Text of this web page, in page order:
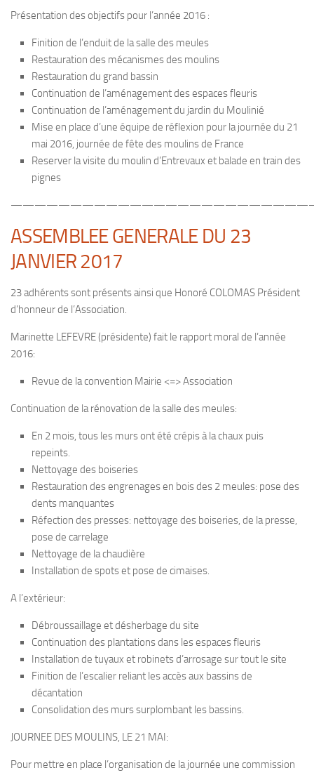
Présentation des objectifs pour l’année 2016 :
Finition de l’enduit de la salle des meules
Restauration des mécanismes des moulins
Restauration du grand bassin
Continuation de l’aménagement des espaces fleuris
Continuation de l’aménagement du jardin du Moulinié
Mise en place d’une équipe de réflexion pour la journée du 21
mai 2016, journée de fête des moulins de France
Reserver la visite du moulin d’Entrevaux et balade en train des
pignes
ASSEMBLEE GENERALE DU 23
JANVIER 2017
23 adhérents sont présents ainsi que Honoré COLOMAS Président
d’honneur de l’Association.
Marinette LEFEVRE (présidente) fait le rapport moral de l’année
2016:
Revue de la convention Mairie <=> Association
Continuation de la rénovation de la salle des meules:
En 2 mois, tous les murs ont été crépis à la chaux puis
repeints.
Nettoyage des boiseries
Restauration des engrenages en bois des 2 meules: pose des
dents manquantes
Réfection des presses: nettoyage des boiseries, de la presse,
pose de carrelage
Nettoyage de la chaudière
Installation de spots et pose de cimaises.
A l’extérieur:
Débroussaillage et désherbage du site
Continuation des plantations dans les espaces fleuris
Installation de tuyaux et robinets d’arrosage sur tout le site
Finition de l’escalier reliant les accès aux bassins de
décantation
Consolidation des murs surplombant les bassins.
JOURNEE DES MOULINS, LE 21 MAI:
Pour mettre en place l’organisation de la journée une commission